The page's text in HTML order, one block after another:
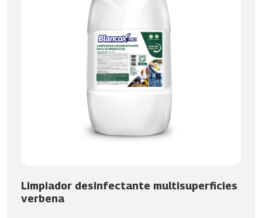
Limpiador desinfectante multisuperficies
verbena